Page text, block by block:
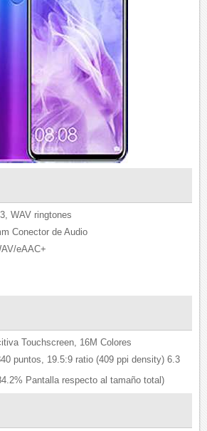
WAV ringtones
Conector de Audio
eAAC+
Touchscreen, 16M Colores
puntos, 19.5:9 ratio (409 ppi density) 6.3
Pantalla respecto al tamaño total)